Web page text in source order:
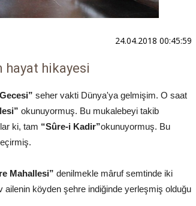
24.04.2018 00:45:59
hayat hikayesi
seher vakti Dünya'ya gelmişim. O saat
okunuyormuş. Bu mukalebeyi takib
ki, tam “Sûre-i Kadir”okunuyormuş. Bu
Mahallesi” denilmekle mâruf semtinde iki
ailenin köyden şehre indiğinde yerleşmiş olduğu